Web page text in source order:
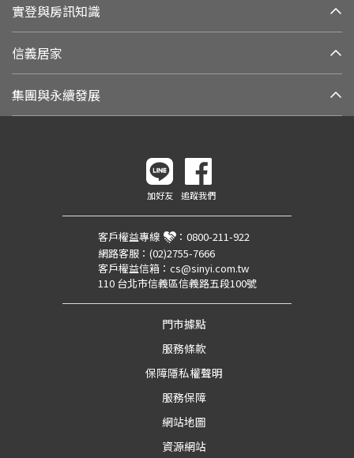
實登與房訊知識
信義居家
集團與永續發展
加好友 追蹤我們
客戶權益專線 ： 0800-211-922
網路客服： (02)2755-7666
客戶權益信箱： cs@sinyi.com.tw
110 台北市信義區信義路五段100號
門市據點
服務條款
保障隱私權聲明
服務保障
網站地圖
資源網站